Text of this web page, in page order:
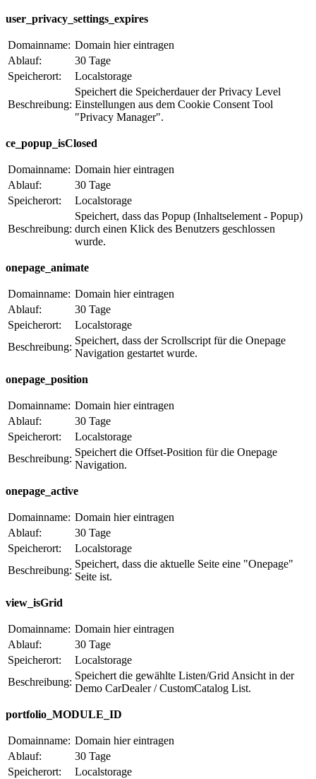
user_privacy_settings_expires
Domainname: Domain hier eintragen
Ablauf:
30 Tage
Speicherort:
Localstorage
Beschreibung:
Speichert die Speicherdauer der Privacy Level
Einstellungen aus dem Cookie Consent Tool
"Privacy Manager".
ce_popup_isClosed
Domainname: Domain hier eintragen
Ablauf:
30 Tage
Speicherort:
Localstorage
Beschreibung:
Speichert, dass das Popup (Inhaltselement - Popup)
durch einen Klick des Benutzers geschlossen
wurde.
onepage_animate
Domainname: Domain hier eintragen
Ablauf:
30 Tage
Speicherort:
Localstorage
Beschreibung:
Speichert, dass der Scrollscript für die Onepage
Navigation gestartet wurde.
onepage_position
Domainname: Domain hier eintragen
Ablauf:
30 Tage
Speicherort:
Localstorage
Beschreibung:
Speichert die Offset-Position für die Onepage
Navigation.
onepage_active
Domainname: Domain hier eintragen
Ablauf:
30 Tage
Speicherort:
Localstorage
Beschreibung:
Speichert, dass die aktuelle Seite eine "Onepage"
Seite ist.
view_isGrid
Domainname: Domain hier eintragen
Ablauf:
30 Tage
Speicherort:
Localstorage
Beschreibung:
Speichert die gewählte Listen/Grid Ansicht in der
Demo CarDealer / CustomCatalog List.
portfolio_MODULE_ID
Domainname: Domain hier eintragen
Ablauf:
30 Tage
Speicherort:
Localstorage